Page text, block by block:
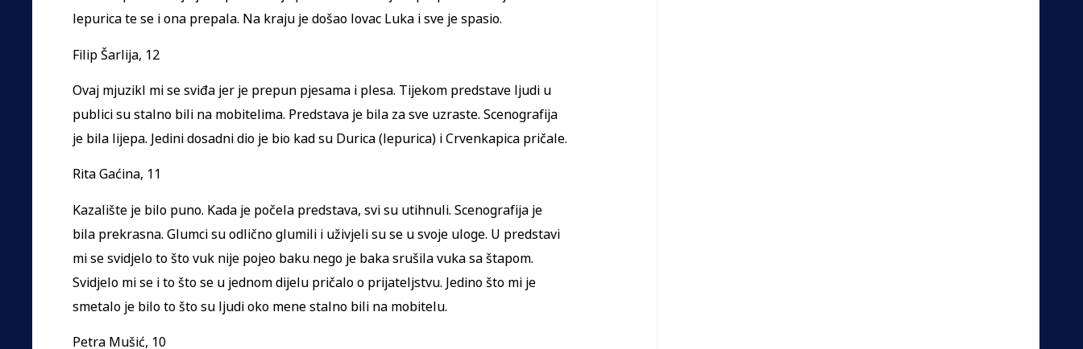
lepurica te se i ona prepala. Na kraju je došao lovac Luka i sve je spasio.
Filip Šarlija, 12
Ovaj mjuzikl mi se sviđa jer je prepun pjesama i plesa. Tijekom predstave ljudi u
publici su stalno bili na mobitelima. Predstava je bila za sve uzraste. Scenografija
je bila lijepa. Jedini dosadni dio je bio kad su Durica (lepurica) i Crvenkapica pričale.
Rita Gaćina, 11
Kazalište je bilo puno. Kada je počela predstava, svi su utihnuli. Scenografija je
bila prekrasna. Glumci su odlično glumili i uživjeli su se u svoje uloge. U predstavi
mi se svidjelo to što vuk nije pojeo baku nego je baka srušila vuka sa štapom.
Svidjelo mi se i to što se u jednom dijelu pričalo o prijateljstvu. Jedino što mi je
smetalo je bilo to što su ljudi oko mene stalno bili na mobitelu.
Petra Mušić, 10